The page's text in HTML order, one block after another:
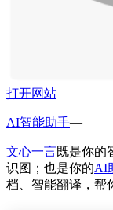
打开网站
AI智能助手—
文心一言既是你的
识图；也是你的AI
档、智能翻译，帮